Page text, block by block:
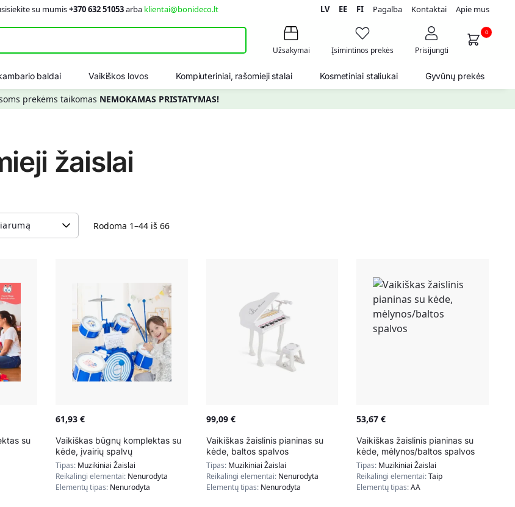
su mumis+370 632 51053arba klientai@bonideco.lt LV EE FI Pagalba Kontaktai Apie mus
Užsakymai Įsimintinos prekės Prisijungti
0
baldai Vaikiškos lovos Kompiuteriniai, rašomieji stalai Kosmetiniai staliukai Gyvūnų prekės
prekėms taikomas NEMOKAMAS PRISTATYMAS!
žaislai
Rodoma 1–44 iš 66
su
61,93 €
Vaikiškas būgnų komplektas su
kėde, įvairių spalvų
Tipas: Muzikiniai Žaislai
Reikalingi elementai: Nenurodyta
Elementų tipas: Nenurodyta
99,09 €
Vaikiškas žaislinis pianinas su
kėde, baltos spalvos
Tipas: Muzikiniai Žaislai
Reikalingi elementai: Nenurodyta
Elementų tipas: Nenurodyta
53,67€
Vaikiškas žaislinis pianinas su
kėde, mėlynos/baltos spalvos
Tipas: Muzikiniai Žaislai
Reikalingi elementai:Taip
Elementų tipas:AA